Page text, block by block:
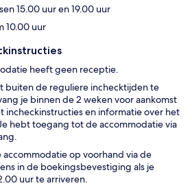
15.00 uur en 19.00 uur
10.00 uur
heeft geen receptie.
buiten de reguliere inchecktijden te
je binnen de 2 weken voor aankomst
incheckinstructies en informatie over het
hebt toegang tot de accommodatie via
op voorhand via de
in de boekingsbevestiging als je
uur te arriveren.